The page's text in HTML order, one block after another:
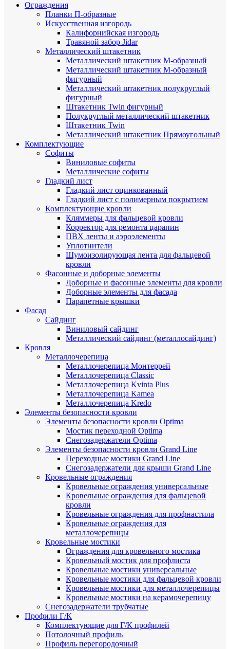
Ограждения
Планки П-образные
Искусственная изгородь
Калифорнийская изгородь
Травяной забор Jidar
Металлический штакетник
Металлический штакетник М-образный
Металлический штакетник М-образный
фигурный
Металлический штакетник полукруглый
фигурный
Штакетник Twin фигурный
Полукруглый металлический штакетник
Штакетник Twin
Металлический штакетник Прямоугольный
Комплектующие
Cофиты
Виниловые софиты
Металлические софиты
Гладкий лист
Гладкий лист оцинкованный
Гладкий лист с полимерным покрытием
Комплектующие кровли
Кляммеры для фальцевой кровли
Корректор для ремонта царапин
ПВХ ленты и аэроэлементы
Уплотнители
Шумоизолирующая лента для фальцевой
кровли
Фасонные и доборные элементы
Доборные и фасонные элементы для кровли
Доборные элементы для фасада
Парапетные крышки
Фасад
Сайдинг
Виниловый сайдинг
Металлический сайдинг (металлосайдинг)
Кровля
Металлочерепица
Металлочерепица Монтеррей
Металлочерепица Classic
Металлочерепица Kvinta Plus
Металлочерепица Kamea
Металлочерепица Kredo
Элементы безопасности кровли
Элементы безопасности кровли Optima
Мостик переходной Optima
Снегозадержатели Optima
Элементы безопасности кровли Grand Line
Переходные мостики Grand Line
Снегозадержатели для крыши Grand Line
Кровельные ограждения
Кровельные ограждения универсальные
Кровельные ограждения для фальцевой
кровли
Кровельные ограждения для профнастила
Кровельные ограждения для
металлочерепицы
Кровельные мостики
Ограждения для кровельного мостика
Кровельный мостик для профлиста
Кровельные мостики универсальные
Кровельные мостики для фальцевой кровли
Кровельные мостики для металлочерепицы
Кровельные мостики на керамочерепицу
Снегозадержатели трубчатые
Профили Г/К
Комплектующие для Г/К профилей
Потолочный профиль
Профиль перегородочный